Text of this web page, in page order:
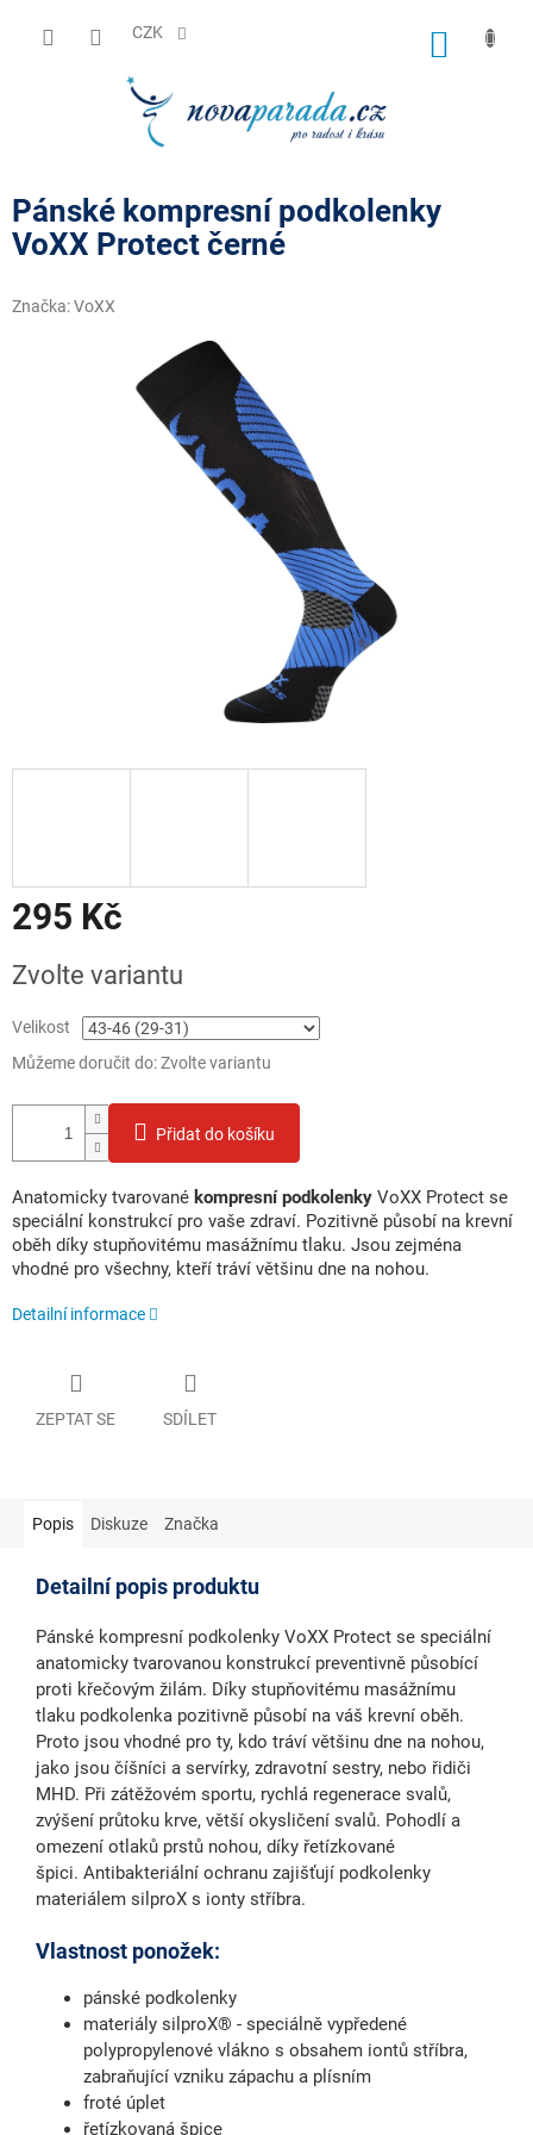
CZK
Pánské kompresní podkolenky
VoXX Protect černé
Značka:VoXX
295 Kč
cena:
Zvolte variantu
Velikost
Můžeme doručit do:Zvolte variantu
Přidat do košíku
Anatomicky tvarované kompresní podkolenky VoXX Protect se
speciální konstrukcí pro vaše zdraví. Pozitivně působí na krevní
oběh díky stupňovitému masážnímu tlaku. Jsou zejména
vhodné pro všechny, kteří tráví většinu dne na nohou.
Detailní informace
ZEPTAT SE SDÍLET
Popis Diskuze Značka
Detailní popis produktu
Pánské kompresní podkolenky VoXX Protect se speciální
anatomicky tvarovanou konstrukcí preventivně působící
proti křečovým žilám. Díky stupňovitému masážnímu
tlaku podkolenka pozitivně působí na váš krevní oběh.
Proto jsou vhodné pro ty, kdo tráví většinu dne na nohou,
jako jsou číšníci a servírky, zdravotní sestry, nebo řidiči
MHD. Při zátěžovém sportu, rychlá regenerace svalů,
zvýšení průtoku krve, větší okysličení svalů. Pohodlí a
omezení otlaků prstů nohou, díky řetízkované
špici. Antibakteriální ochranu zajišťují podkolenky
materiálem silproX s ionty stříbra.
Vlastnost ponožek:
pánské podkolenky
materiály silproX® - speciálně vypředené
polypropylenové vlákno s obsahem iontů stříbra,
zabraňující vzniku zápachu a plísním
froté úplet
řetízkovaná špice